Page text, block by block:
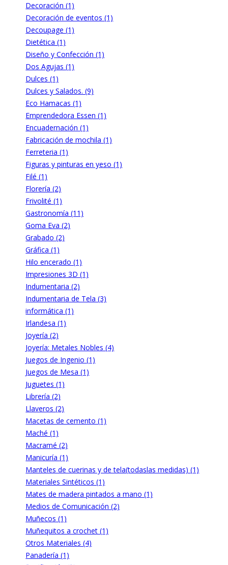
Decoración (1)
Decoración de eventos (1)
Decoupage (1)
Dietética (1)
Diseño y Confección (1)
Dos Agujas (1)
Dulces (1)
Dulces y Salados. (9)
Eco Hamacas (1)
Emprendedora Essen (1)
Encuadernación (1)
Fabricación de mochila (1)
Ferreteria (1)
Figuras y pinturas en yeso (1)
Filé (1)
Florería (2)
Frivolité (1)
Gastronomía (11)
Goma Eva (2)
Grabado (2)
Gráfica (1)
Hilo encerado (1)
Impresiones 3D (1)
Indumentaria (2)
Indumentaria de Tela (3)
informática (1)
Irlandesa (1)
Joyería (2)
Joyería: Metales Nobles (4)
Juegos de Ingenio (1)
Juegos de Mesa (1)
Juguetes (1)
Librería (2)
Llaveros (2)
Macetas de cemento (1)
Maché (1)
Macramé (2)
Manicuría (1)
Manteles de cuerinas y de tela(todaslas medidas) (1)
Materiales Sintéticos (1)
Mates de madera pintados a mano (1)
Medios de Comunicación (2)
Muñecos (1)
Muñequitos a crochet (1)
Otros Materiales (4)
Panadería (1)